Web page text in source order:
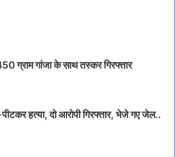
ग्राम गांजा के साथ तस्कर गिरफ्तार
हत्या, दो आरोपी गिरफ्तार, भेजे गए जेल..